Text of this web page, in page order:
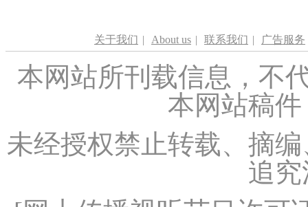
关于我们 | About us | 联系我们 | 广告服务
本网站所刊载信息，不
本网站稿
未经授权禁止转载、摘
追